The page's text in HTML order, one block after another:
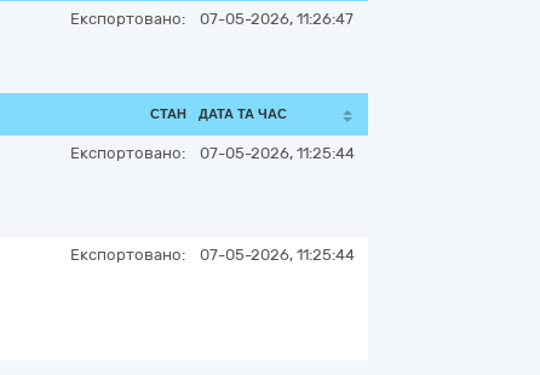
Експортовано: 07-05-2026, 11:26:47
СТАН ДАТА ТА ЧАС
Експортовано: 07-05-2026, 11:25:44
Експортовано: 07-05-2026, 11:25:44